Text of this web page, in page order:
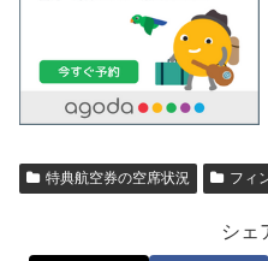
特典航空券の空席状況 フィ
シェ